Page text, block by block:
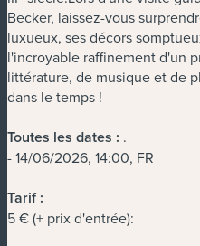
Becker, laissez-vous
luxueux, ses décors
l'incroyable raffinement d'un
littérature, de musique et de
dans le temps !
Toutes les dates : .
- 14/06/2026, 14:00, FR
Tarif :
5 € (+ prix d'entrée):